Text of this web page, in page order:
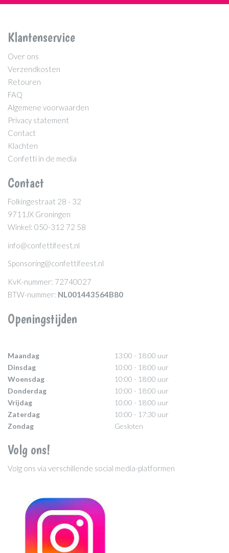
Klantenservice
Over ons
Verzendkosten
Retouren
FAQ
Algemene voorwaarden
Privacy statement
Contact
Klachten
Confetti in de media
Contact
Folkingestraat 28 - 32
9711JX Groningen
Winkel: 050-312 72 58
info@confettifeest.nl
Sponsoring@confettifeest.nl
KvK-nummer: 72740027
BTW-nummer: NL001443564B80
Openingstijden
Maandag
13:00 - 18:00 uur
Dinsdag
10:00 - 18:00 uur
Woensdag
10:00 - 18:00 uur
Donderdag
10:00 - 18:00 uur
Vrijdag
10:00 - 18:00 uur
Zaterdag
10:00 - 17:30 uur
Zondag
Gesloten
Volg ons!
Volg ons via verschillende social media-platformen